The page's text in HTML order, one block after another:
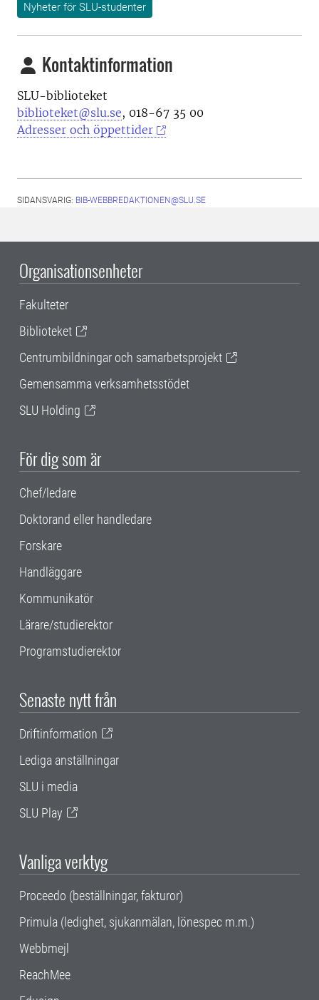
Nyheter för SLU-studenter
Kontaktinformation
SLU-biblioteket
biblioteket@slu.se, 018-67 35 00
Adresser och öppettider
SIDANSVARIG: BIB-WEBBREDAKTIONEN@SLU.SE
Organisationsenheter
Fakulteter
Biblioteket
Centrumbildningar och samarbetsprojekt
Gemensamma verksamhetsstödet
SLU Holding
För dig som är
Chef/ledare
Doktorand eller handledare
Forskare
Handläggare
Kommunikatör
Lärare/studierektor
Programstudierektor
Senaste nytt från
Driftinformation
Lediga anställningar
SLU i media
SLU Play
Vanliga verktyg
Proceedo (beställningar, fakturor)
Primula (ledighet, sjukanmälan, lönespec m.m.)
Webbmejl
ReachMee